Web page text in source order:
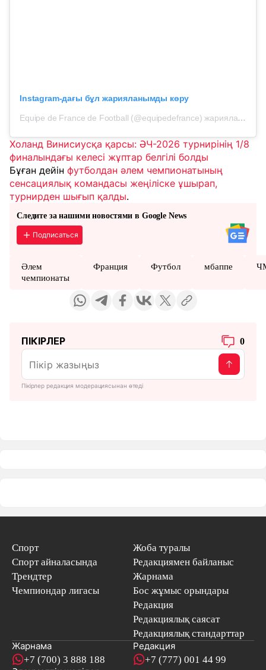
Instagram-дағы бұл жарияланымды көру
Equipe de France de Football (@equipedefrance) жариялаған жазба
Холанд Винисиусқа қарсы: ӘЧ-2026 турнирінің 1/8
финалындағы келесі жұптар белгілі болды
Бұған дейін футболдан әлем чемпионатының
сенсациялық командасы жеңіліске ұшырап,
турнирден шығып қалды.
Следите за нашими новостями в Google News
Подписаться
Әлем
чемпионаты
Франция Футбол мбаппе
ПІКІРЛЕР 0
Пікірлер редакция модерациясынан өтеді
Спорт
Спорт айналасында
Трендтер
Чемпиондар лигасы
Жоба туралы
Редакциямен байланыс
Жарнама
Бос жұмыс орындары
Редакция
Редакциялық саясат
Редакциялық стандарттар
Жарнама
+7 (700) 3 888 188
Редакция
+7 (777) 001 44 99